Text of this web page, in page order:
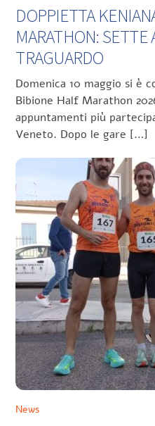
DOPPIETTA
MARATHON: SETTE
TRAGUARDO
Domenica 10 maggio si è
Bibione Half Marathon
appuntamenti più
Veneto. Dopo le gare […]
News